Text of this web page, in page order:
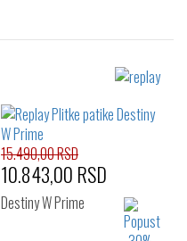
15.490,00 RSD
10.843,00 RSD
Destiny W Prime